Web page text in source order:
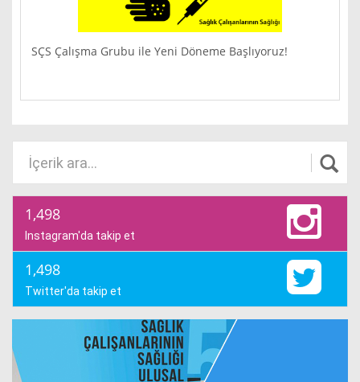
SÇS Çalışma Grubu ile Yeni Döneme Başlıyoruz!
1,498
Instagram'da takip et
1,498
Twitter'da takip et